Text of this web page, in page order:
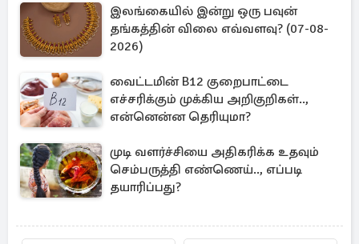
இலங்கையில் இன்று ஒரு பவுன்
தங்கத்தின் விலை எவ்வளவு? (07-08-
2026)
வைட்டமின் B12 குறைபாட்டை
எச்சரிக்கும் முக்கிய அறிகுறிகள்..,
என்னென்ன தெரியுமா?
முடி வளர்ச்சியை அதிகரிக்க உதவும்
செம்பருத்தி எண்ணெய்.., எப்படி
தயாரிப்பது?